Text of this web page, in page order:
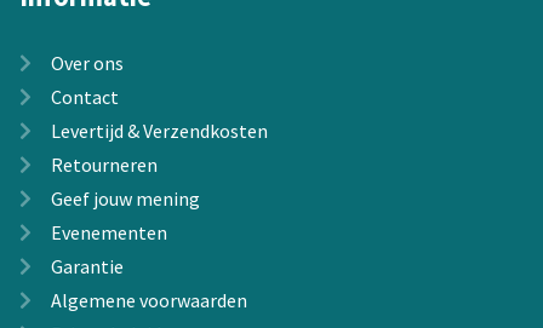
Over ons
Contact
Levertijd & Verzendkosten
Retourneren
Geef jouw mening
Evenementen
Garantie
Algemene voorwaarden